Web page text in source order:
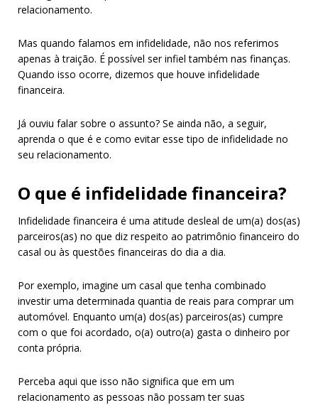
relacionamento.
Mas quando falamos em infidelidade, não nos referimos
apenas à traição. É possível ser infiel também nas finanças.
Quando isso ocorre, dizemos que houve infidelidade
financeira.
Já ouviu falar sobre o assunto? Se ainda não, a seguir,
aprenda o que é e como evitar esse tipo de infidelidade no
seu relacionamento.
O que é infidelidade financeira?
Infidelidade financeira é uma atitude desleal de um(a) dos(as)
parceiros(as) no que diz respeito ao patrimônio financeiro do
casal ou às questões financeiras do dia a dia.
Por exemplo, imagine um casal que tenha combinado
investir uma determinada quantia de reais para comprar um
automóvel. Enquanto um(a) dos(as) parceiros(as) cumpre
com o que foi acordado, o(a) outro(a) gasta o dinheiro por
conta própria.
Perceba aqui que isso não significa que em um
relacionamento as pessoas não possam ter suas